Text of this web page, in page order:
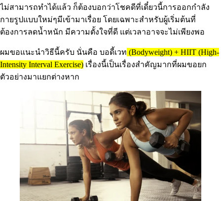
ไม่สามารถทำได้แล้ว ก็ต้องบอกว่าโชคดีที่เดี๋ยวนี้การออกกำลัง
กายรูปแบบใหม่ๆมีเข้ามาเรื่อย โดยเฉพาะสำหรับผู้เริ่มต้นที่
ต้องการลดน้ำหนัก มีความตั้งใจที่ดี แต่เวลาอาจจะไม่เพียงพอ
ผมขอแนะนำวิธีนี้ครับ นั่นคือ บอดี้เวท (Bodyweight) + HIIT (High-
Intensity Interval Exercise) เรื่องนี้เป็นเรื่องสำคัญมากที่ผมขอยก
ตัวอย่างมาแยกต่างหาก